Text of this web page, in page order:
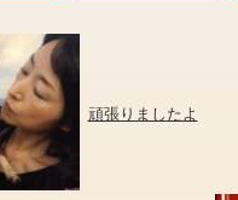
頑張りましたよ